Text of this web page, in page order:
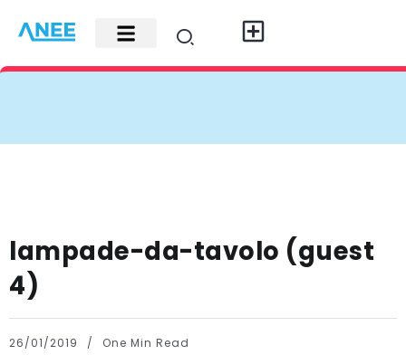
lampade-da-tavolo (guest
4)
26/01/2019 One Min Read